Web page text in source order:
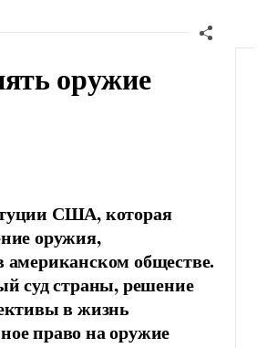
оружие
США, которая
оружия,
американском обществе.
суд страны, решение
в жизнь
право на оружие